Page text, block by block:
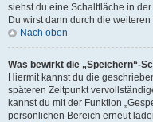
siehst du eine Schaltfläche in
Du wirst dann durch die
Nach oben
Was bewirkt die „Speichern“-
Hiermit kannst du die
späteren Zeitpunkt
kannst du mit der Funktion
persönlichen Bereich erneut